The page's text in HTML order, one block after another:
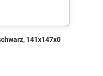
141x147x0